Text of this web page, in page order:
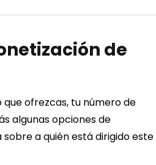
de
ofrezcas, tu número de
algunas opciones de
a quién está dirigido este